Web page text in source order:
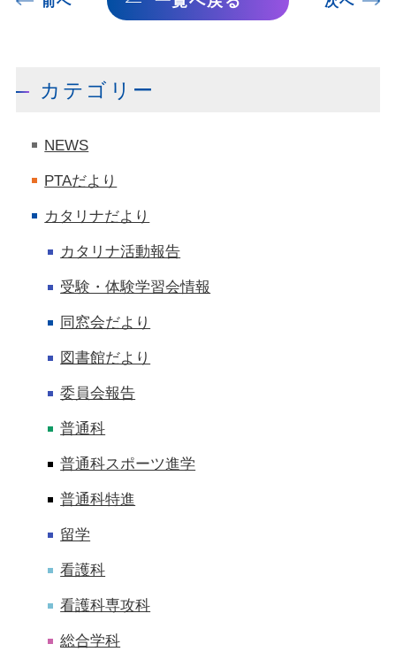
カテゴリー
NEWS
PTAだより
カタリナだより
カタリナ活動報告
受験・体験学習会情報
同窓会だより
図書館だより
委員会報告
普通科
普通科スポーツ進学
普通科特進
留学
看護科
看護科専攻科
総合学科